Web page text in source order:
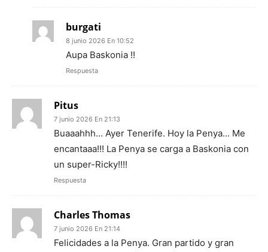
burgati
8 junio 2026 En 10:52
Aupa Baskonia !!
Respuesta
Pitus
7 junio 2026 En 21:13
Buaaahhh… Ayer Tenerife. Hoy la Penya… Me
encantaaa!!! La Penya se carga a Baskonia con
un super-Ricky!!!!
Respuesta
Charles Thomas
7 junio 2026 En 21:14
Felicidades a la Penya. Gran partido y gran